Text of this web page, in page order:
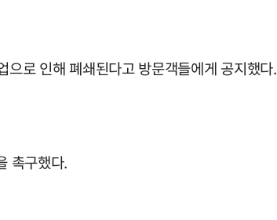
로 인해 폐쇄된다고 방문객들에게 공지했다.
촉구했다.